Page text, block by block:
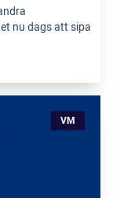
nu dags att sipa
VM